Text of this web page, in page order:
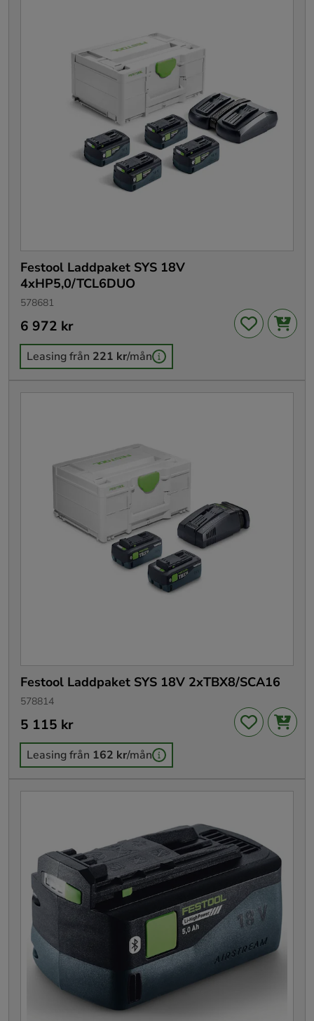
Festool Laddpaket SYS 18V
4xHP5,0/TCL6DUO
578681
Pris:6 972 kr
6 972 kr
Leasing från 221 kr/mån
Festool Laddpaket SYS 18V 2xTBX8/SCA16
578814
Pris :5 115 kr
5 115 kr
Leasing från 162 kr/mån